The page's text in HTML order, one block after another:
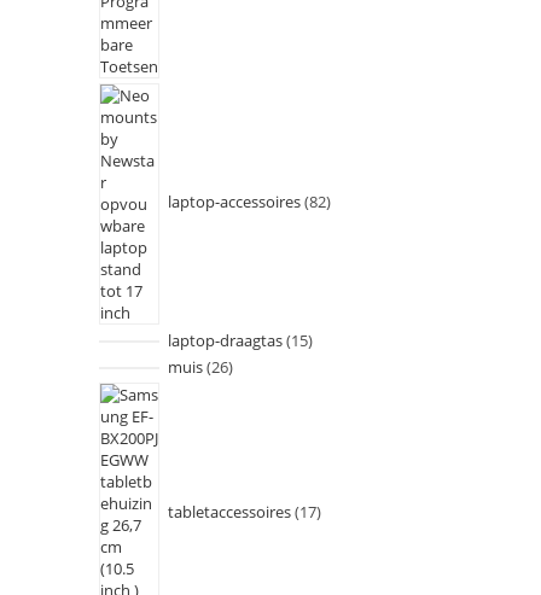
laptop-accessoires 82
laptop-draagtas 15
muis 26
tabletaccessoires 17